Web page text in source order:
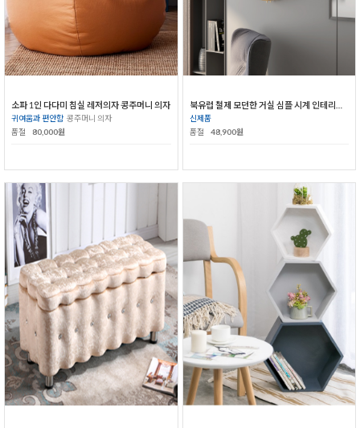
소파 1인 다다미 침실 레저의자 콩주머니 의자
귀여움과 편안함 콩주머니 의자
품절
80,000원
신제품
품절
48,900원